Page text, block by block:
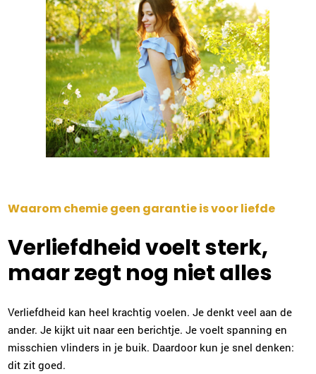
Waarom chemie geen garantie is voor liefde
Verliefdheid voelt sterk,
maar zegt nog niet alles
Verliefdheid kan heel krachtig voelen. Je denkt veel aan de
ander. Je kijkt uit naar een berichtje. Je voelt spanning en
misschien vlinders in je buik. Daardoor kun je snel denken:
dit zit goed.